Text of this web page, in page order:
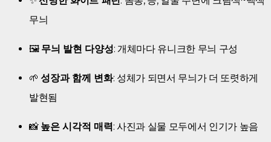
무늬
🖼️ 무늬 발현 다양성: 개체마다 유니크한 무늬 구성
🌱성장과 함께 변화: 성체가 되면서 무늬가 더 또렷하게
발현됨
📸 높은 시각적 매력: 사진과 실물 모두에서 인기가 높음